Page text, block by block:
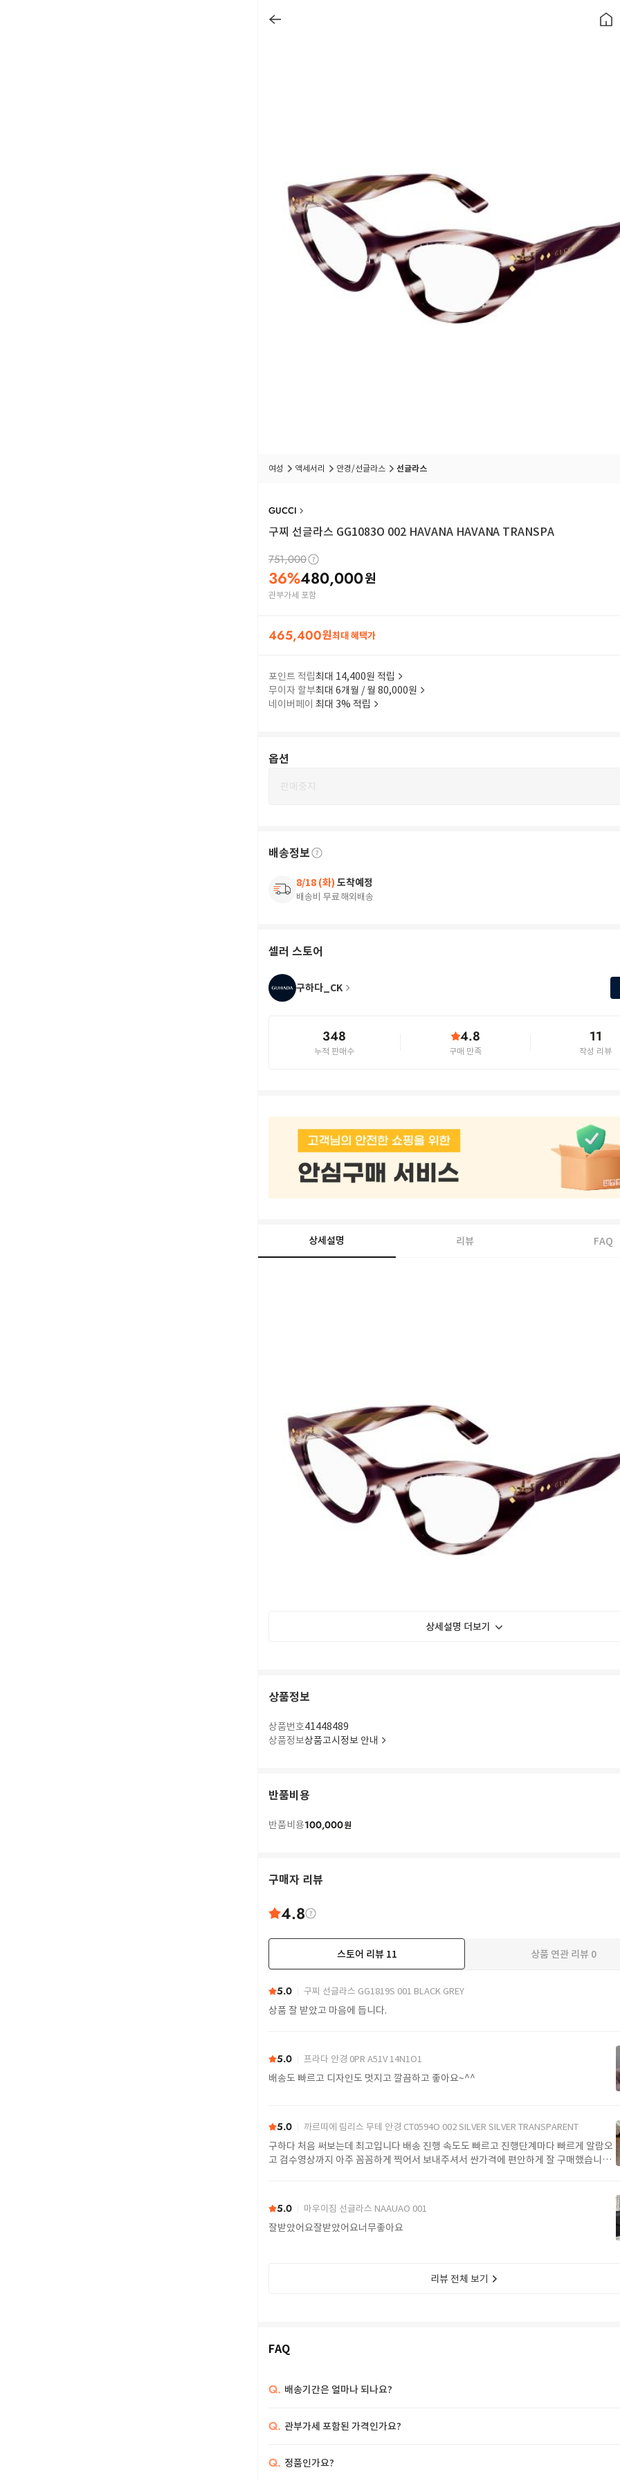
여성 액세서리 안경/선글라스 선글라스
GUCCI
구찌 선글라스 GG1083O 002 HAVANA HAVANA TRANSPA
751,000
36%480,000원
관부가세 포함
465,400원최대 혜택가
포인트 적립최대 14,400원 적립
무이자 할부최대 6개월 / 월 80,000원
네이버페이 최대 3% 적립
옵션
판매중지
배송정보
8/18 (화) 도착예정
배송비 무료해외배송
셀러 스토어
구하다_CK
348
누적 판매수
4.8
구매 만족
11
작성 리뷰
상세설명 리뷰 FAQ
상세설명 더보기
상품정보
상품번호41448489
상품정보상품고시정보 안내
반품비용
반품비용100,000원
구매자 리뷰
4.8
스토어 리뷰 11 상품 연관 리뷰 0
5.0 구찌 선글라스 GG1819S 001 BLACK GREY
상품 잘 받았고 마음에 듭니다.
5.0 프라다 안경 0PR A51V 14N1O1
배송도 빠르고 디자인도 멋지고 깔끔하고 좋아요~^^
5.0 까르띠에 림리스 무테 안경 CT0594O 002 SILVER SILVER TRANSPARENT
구하다 처음 써보는데 최고입니다 배송 진행 속도도 빠르고 진행단계마다 빠르게 알람오
고 검수영상까지 아주 꼼꼼하게 찍어서 보내주셔서 싼가격에 편안하게 잘 구매했습니다.
5.0 마우이짐 선글라스 NAAUAO 001
잘받았어요잘받았어요너무좋아요
리뷰 전체 보기
FAQ
Q. 배송기간은 얼마나 되나요?
Q. 관부가세 포함된 가격인가요?
Q. 정품인가요?